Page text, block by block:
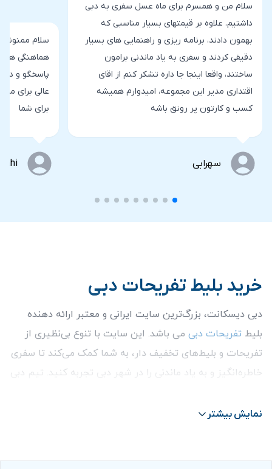
سلام من و همسرم برای ماه عسل سفری به دبی
داشتیم. علاوه بر قیمتهای بسیار مناسبی که
بهمون دادند، برنامه ریزی و راهنمایی های بسیار
دقیقی کردند و سفری به یاد ماندنی برامون
ساختند، واقعا اینجا جا داره تشکر کنم از اقای
اقتداری مدیر این مجموعه، امیدوارم همیشه
کسب و کارتون پر رونق باشه
سهرابی
سلام ممنونم
هماهنگی
پاسخگو و
عالی برای ما
برای شما
خرید بلیط تفریحات دبی
دبی دیسکانت، بزرگ‌ترین سایت ایرانی و معتبر ارائه دهنده
بلیط تفریحات دبی می باشد. این سایت با تنوع بی‌نظیری از
تفریحات و بلیط‌های تخفیف دار، به شما کمک می‌کند تا سفری
خاطره‌انگیز و به یاد ماندنی را در شهر دبی تجربه کنید. تیم دبی
از رزرو وخرید تفریحات دبینمایش بیشتر